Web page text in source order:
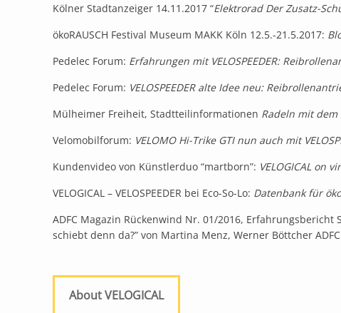
Kölner Stadtanzeiger 14.11.2017 “Elektrorad Der Zusatz-
ökoRAUSCH Festival Museum MAKK Köln 12.5.-21.5.2017:
Pedelec Forum: Erfahrungen mit VELOSPEEDER:
Pedelec Forum: VELOSPEEDER alte Idee neu:
Mülheimer Freiheit, Stadtteilinformationen Radeln mit dem
Velomobilforum: VELOMO Hi-Trike GTI nun auch mit
Kundenvideo von Künstlerduo “martborn”: VELOGICAL on
VELOGICAL – VELOSPEEDER bei Eco-So-Lo: Datenbank für
ADFC Magazin Rückenwind Nr. 01/2016, Erfahrungsbericht
schiebt denn da?” von Martina Menz, Werner Böttcher
About VELOGICAL